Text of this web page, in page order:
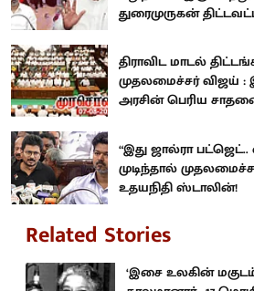
துரைமுருகன்
திராவிட மாடல்
முதலமைச்சர் விஜய் :
அரசின் பெரிய
“இது ஜால்ரா
முடிந்தால்
உதயநிதி ஸ்டாலின்!
Related Stories
‘இசை உலகின்